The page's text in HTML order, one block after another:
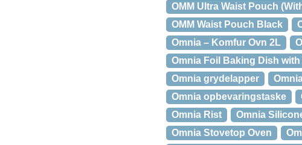
OMM Ultra Waist Pouch
OMM Waist Pouch Black
Omnia – Komfur Ovn 2L
Omnia Foil Baking Dish
Omnia grydelapper
Omnia opbevaringstaske
Omnia Rist
Omnia
Omnia Stovetop Oven